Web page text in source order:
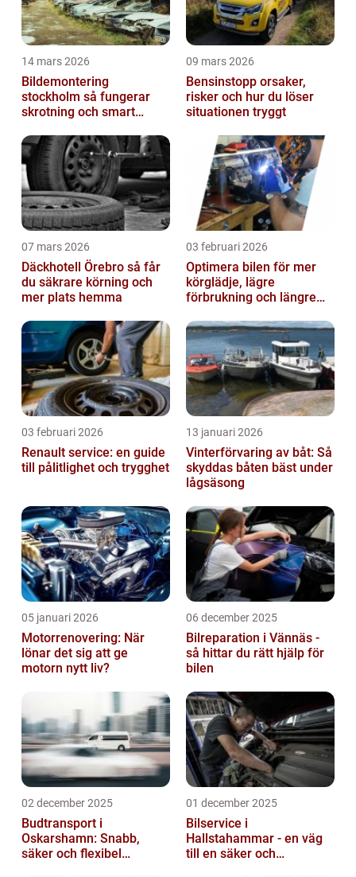
14 mars 2026
Bildemontering
stockholm så fungerar
skrotning och smart
bildelar
09 mars 2026
Bensinstopp orsaker,
risker och hur du löser
situationen tryggt
07 mars 2026
Däckhotell Örebro så får
du säkrare körning och
mer plats hemma
03 februari 2026
Optimera bilen för mer
körglädje, lägre
förbrukning och längre
03 februari 2026
Renault service: en guide
till pålitlighet och trygghet
13 januari 2026
Vinterförvaring av båt: Så
skyddas båten bäst under
lågsäsong
05 januari 2026
Motorrenovering: När
lönar det sig att ge
motorn nytt liv?
06 december 2025
Bilreparation i Vännäs -
så hittar du rätt hjälp för
bilen
02 december 2025
Budtransport i
Oskarshamn: Snabb,
säker och flexibel
01 december 2025
Bilservice i
Hallstahammar - en väg
till en säker och